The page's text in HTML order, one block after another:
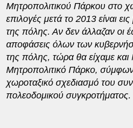
Μητροπολιτικού Πάρκου στο
επιλογές μετά το 2013 είναι
της πόλης. Αν δεν άλλαζαν οι
αποφάσεις όλων των
της πόλης, τώρα θα είχαμε
Μητροπολιτικό Πάρκο,
χωροταξικό σχεδιασμό του
πολεοδομικού συγκροτήματος.